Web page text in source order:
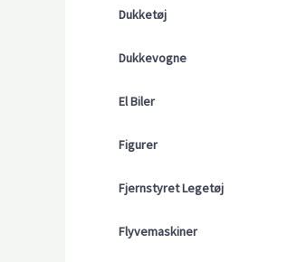
Dukketøj
Dukkevogne
El Biler
Figurer
Fjernstyret Legetøj
Flyvemaskiner